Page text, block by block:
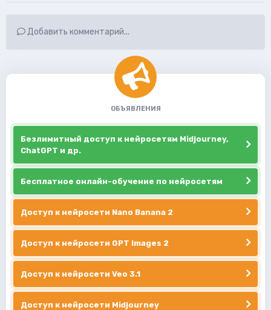
Добавить комментарий...
ОБЪЯВЛЕНИЯ
Безлимитный доступ к нейросетям Midjourney,
ChatGPT и др.
Бесплатное онлайн-обучение по нейросетям
Доступ к нейросети Nano Banana 2
Доступ к нейросети GPT Images 2
Доступ к нейросети Veo 3.1
Доступ к нейросети Midjourney